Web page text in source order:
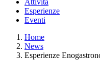
Attività
Esperienze
Eventi
Home
News
Esperienze